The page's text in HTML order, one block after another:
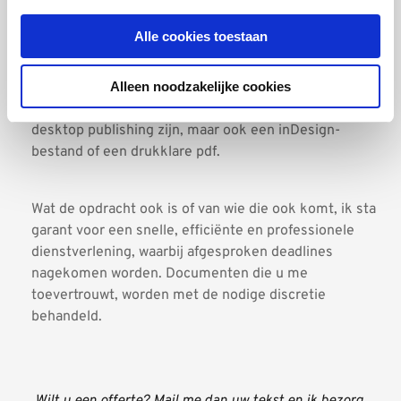
Alle cookies toestaan
Alleen noodzakelijke cookies
3000 woorden per dag vertalen. Vertalingen en
proeflezingen gebeuren door ervaren native speakers
die naar hun moedertaal vertalen. Het resultaat lever
ik af zoals de klant het vraagt, dat kan een meertalige
desktop publishing zijn, maar ook een inDesign-
bestand of een drukklare pdf.
Wat de opdracht ook is of van wie die ook komt, ik sta
garant voor een snelle, efficiënte en professionele
dienstverlening, waarbij afgesproken deadlines
nagekomen worden. Documenten die u me
toevertrouwt, worden met de nodige discretie
behandeld.